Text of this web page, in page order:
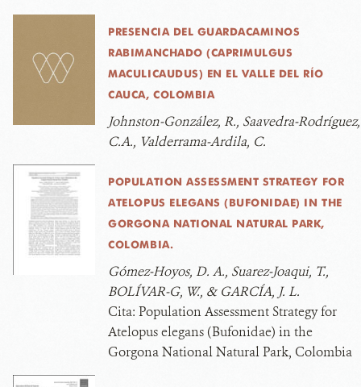
PRESENCIA DEL GUARDACAMINOS
RABIMANCHADO (CAPRIMULGUS
MACULICAUDUS) EN EL VALLE DEL RÍO
CAUCA, COLOMBIA
Johnston-González, R., Saavedra-Rodríguez,
C.A., Valderrama-Ardila, C.
POPULATION ASSESSMENT STRATEGY FOR
ATELOPUS ELEGANS (BUFONIDAE) IN THE
GORGONA NATIONAL NATURAL PARK,
COLOMBIA.
Gómez-Hoyos, D. A., Suarez-Joaqui, T.,
BOLÍVAR-G, W., & GARCÍA, J. L.
Cita:Population Assessment Strategy for
Atelopus elegans (Bufonidae) in the
Gorgona National Natural Park, Colombia